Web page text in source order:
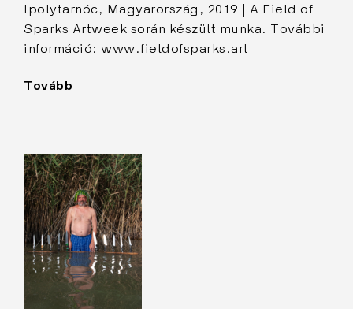
Ipolytarnóc, Magyarország, 2019 | A Field of
Sparks Artweek során készült munka. További
információ: www.fieldofsparks.art
Tovább